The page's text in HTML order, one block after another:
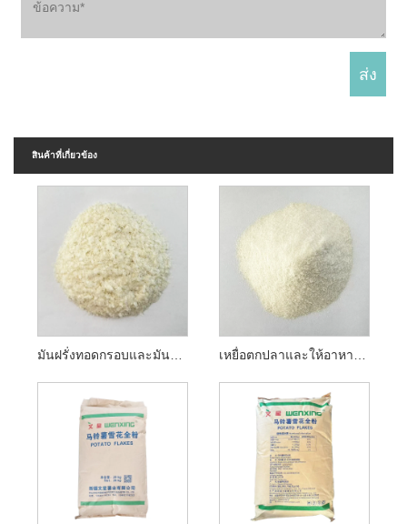
สินค้าที่เกี่ยวข้อง
มันฝรั่งทอดกรอบและมันฝรั่งทอด เหยื่อตกปลาและให้อาหารเกล็ดมันฝรั่ง